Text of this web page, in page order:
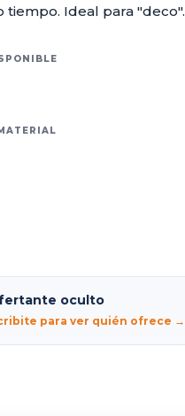
tiempo. Ideal para "deco".
oculto
para ver quién ofrece →